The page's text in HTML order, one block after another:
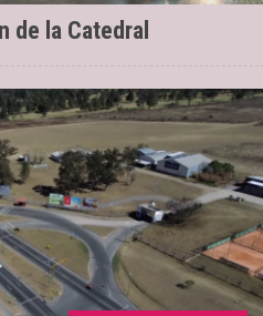
de la Catedral